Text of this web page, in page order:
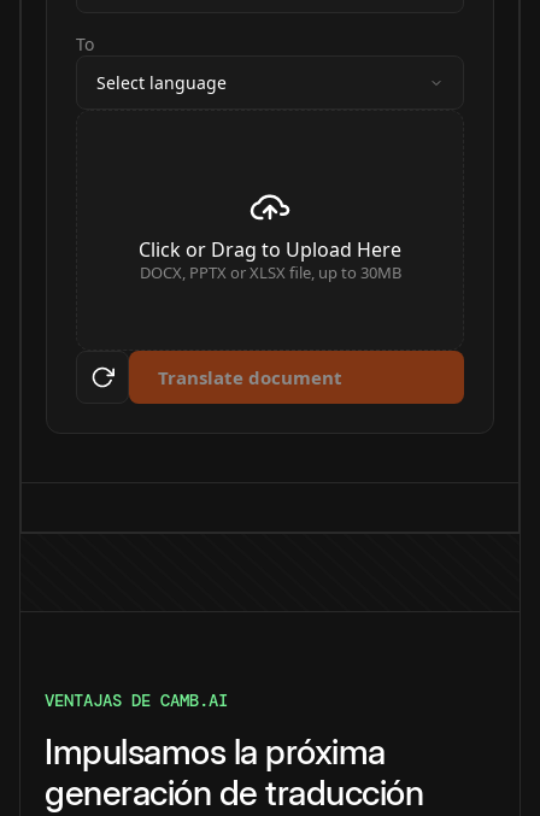
To
Select language
Click or Drag to Upload Here
DOCX, PPTX or XLSX file, up to 30MB
Translate document
VENTAJAS DE CAMB.AI
Impulsamos la próxima
generación de traducción